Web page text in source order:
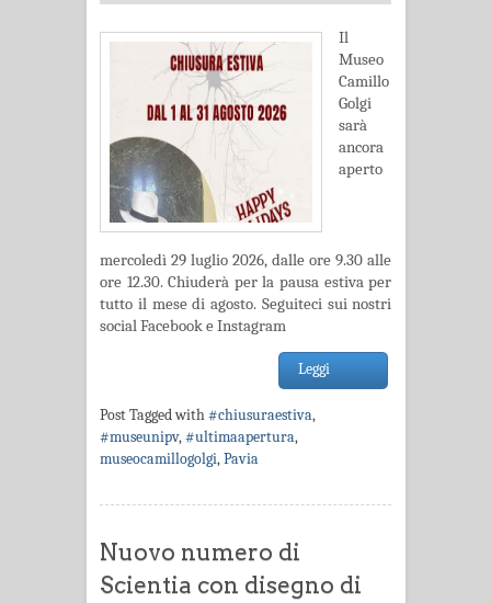
Il
Museo
Camillo
Golgi
sarà
ancora
aperto
mercoledì 29 luglio 2026, dalle ore 9.30 alle
ore 12.30. Chiuderà per la pausa estiva per
tutto il mese di agosto. Seguiteci sui nostri
social Facebook e Instagram
Leggi
Post Tagged with#chiusuraestiva,
#museunipv,#ultimaapertura,
museocamillogolgi,Pavia
Nuovo numero di
Scientia con disegno di